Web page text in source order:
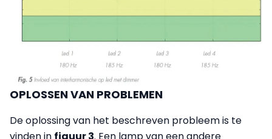
OPLOSSEN VAN PROBLEMEN
De oplossing van het beschreven probleem is te